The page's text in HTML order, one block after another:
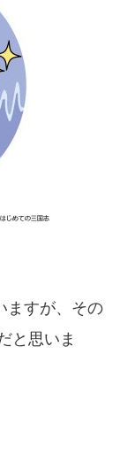
ますが、その
と思いま